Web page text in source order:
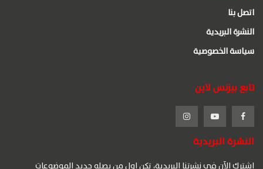
اتصل بنا
النشرة البريدية
سياسة الخصوصية
تابع بيزنس لاين
النشرة البريدية
اشترك الآن في نشرتنا البريدية، تكن اول من يصله جديد الموضوعات